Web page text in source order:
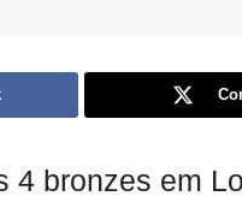
4 bronzes em